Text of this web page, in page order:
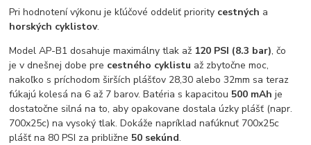
Pri hodnotení výkonu je kľúčové oddeliť priority cestných a
horských cyklistov.
Model AP-B1 dosahuje maximálny tlak až 120 PSI (8.3 bar), čo
je v dnešnej dobe pre cestného cyklistu až zbytočne moc,
nakoľko s príchodom širších plášťov 28,30 alebo 32mm sa teraz
fúkajú kolesá na 6 až 7 barov. Batéria s kapacitou 500 mAh je
dostatočne silná na to, aby opakovane dostala úzky plášť (napr.
700x25c) na vysoký tlak. Dokáže napríklad nafúknuť 700x25c
plášť na 80 PSI za približne 50 sekúnd.